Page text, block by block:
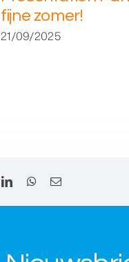
fijne zomer!
21/09/2025